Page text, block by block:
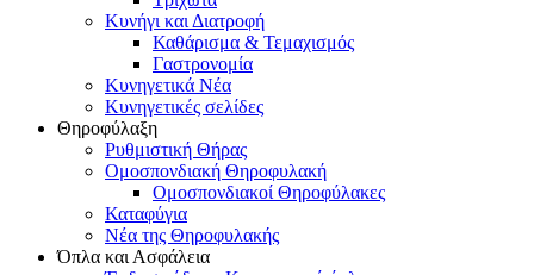
Κυνήγι και Διατροφή
Καθάρισμα & Τεμαχισμός
Γαστρονομία
Κυνηγετικά Νέα
Κυνηγετικές σελίδες
Θηροφύλαξη
Ρυθμιστική Θήρας
Ομοσπονδιακή Θηροφυλακή
Oμοσπονδιακοί Θηροφύλακες
Καταφύγια
Νέα της Θηροφυλακής
Όπλα και Ασφάλεια